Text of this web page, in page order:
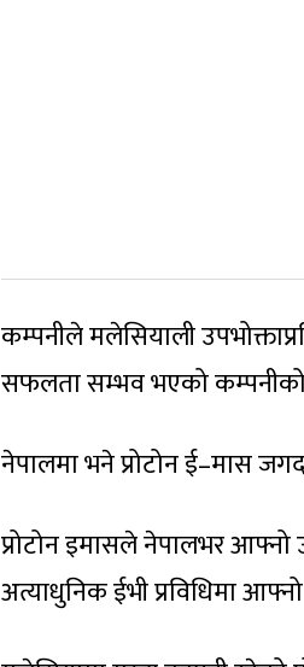
कम्पनीले मलेसियाली
सफलता सम्भव भएको
नेपालमा भने प्रोटोन ई–मास
प्रोटोन इमासले नेपालभर आफ्नो
अत्याधुनिक ईभी प्रविधिमा